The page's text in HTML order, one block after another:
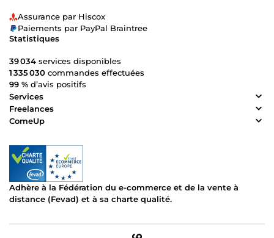
Assurance par Hiscox
Paiements par PayPal Braintree
Statistiques
39 034 services disponibles
1 335 030 commandes effectuées
99 % d’avis positifs
Services
Freelances
ComeUp
Adhère à la Fédération du e-commerce et de la vente à
distance (Fevad) et à sa charte qualité.